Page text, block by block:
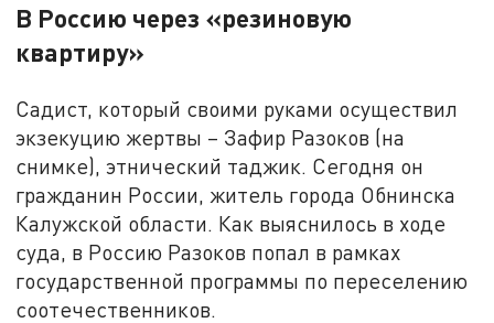
В Россию через «резиновую
квартиру»
Садист, который своими руками осуществил
экзекуцию жертвы – Зафир Разоков (на
снимке), этнический таджик. Сегодня он
гражданин России, житель города Обнинска
Калужской области. Как выяснилось в ходе
суда, в Россию Разоков попал в рамках
государственной программы по переселению
соотечественников.